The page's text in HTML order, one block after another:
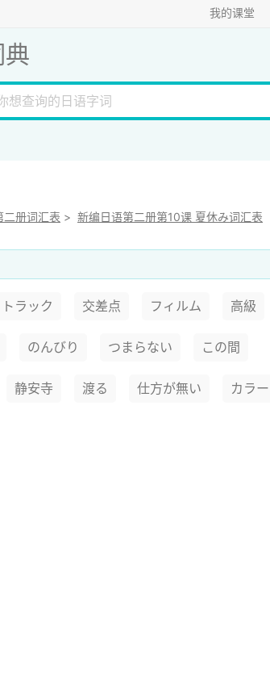
我的课堂
二册词汇表 > 新编日语第二册第10课 夏休み词汇表
トラック 交差点 フィルム 高級
のんびり つまらない この間
静安寺 渡る 仕方が無い カラー